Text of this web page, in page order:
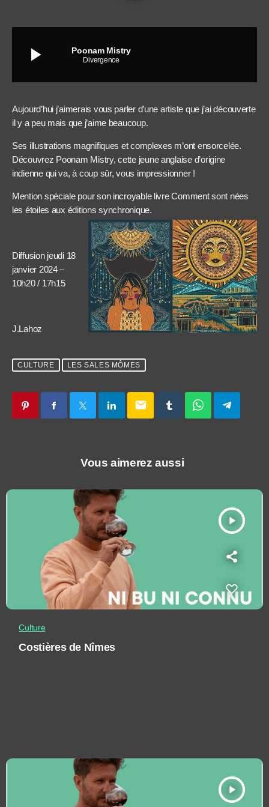
play_arrow Poonam Mistry
Divergence
Aujourd’hui j’aimerais vous parler d’une artiste que j’ai découverte
il y a peu mais que j’aime beaucoup.
Ses illustrations magnifiques et complexes m’ont ensorcelée.
Découvrez Poonam Mistry, cette jeune anglaise d’origine
indienne qui va, à coup sûr, vous impressionner !
Mention spéciale pour son incroyable livre Comment sont nées
les étoiles aux éditions synchronique.
Diffusion jeudi 18
janvier 2024 –
10h20 / 17h15
J.Lahoz
CULTURE LES SALES MÔMES
email
Vous aimerez aussi
play_arrow
Culture
Costières de Nîmes
play_arrow